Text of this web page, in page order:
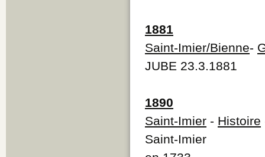
1881
Saint-Imier/Bienne-
JUBE 23.3.1881
1890
Saint-Imier - Histoire
Saint-Imier